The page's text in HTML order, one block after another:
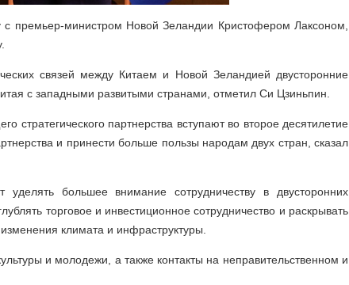
премьер-министром Новой Зеландии Кристофером Лаксоном,
связей между Китаем и Новой Зеландией двусторонние
с западными развитыми странами, отметил Си Цзиньпин.
стратегического партнерства вступают во второе десятилетие
и принести больше пользы народам двух стран, сказал
большее внимание сотрудничеству в двусторонних
торговое и инвестиционное сотрудничество и раскрывать
климата и инфраструктуры.
и молодежи, а также контакты на неправительственном и